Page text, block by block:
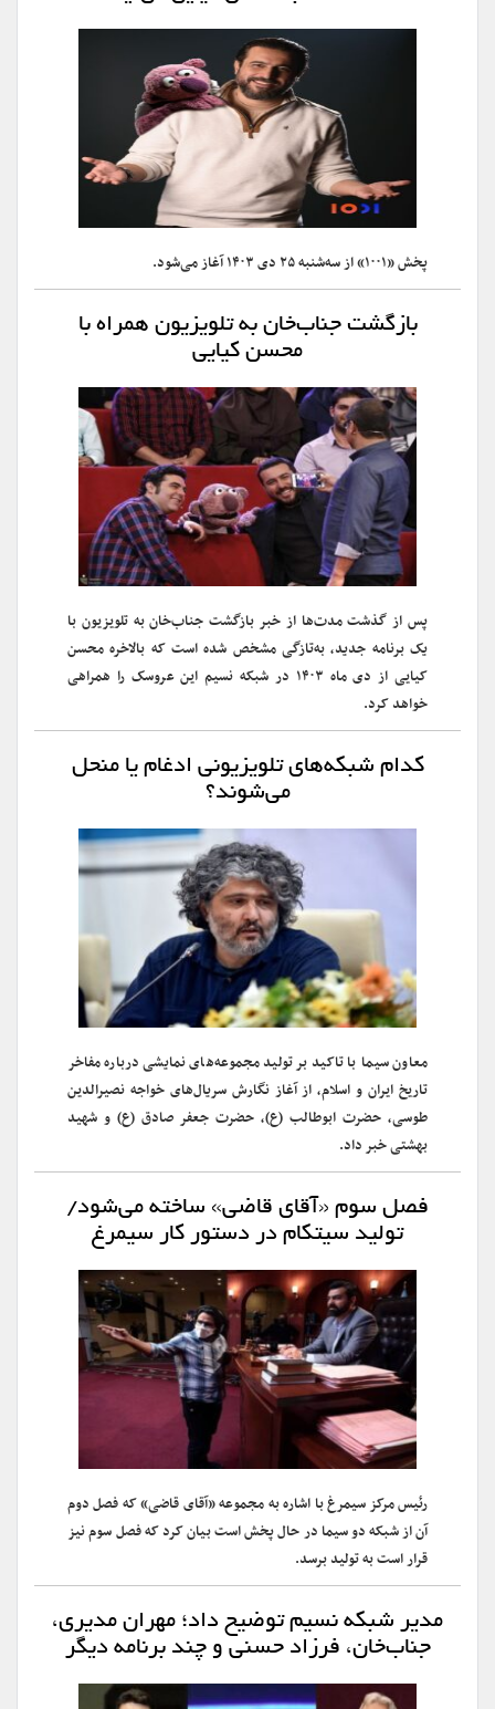
پخش «۱۰۰۱» از سه‌شنبه ۲۵ دی ۱۴۰۳ آغاز می‌شود.
بازگشت جناب‌خان به تلویزیون همراه با
محسن کیایی
پس از گذشت مدت‌ها از خبر بازگشت جناب‌خان به تلویزیون با
یک برنامه جدید، به‌تازگی مشخص شده است که بالاخره محسن
کیایی از دی ماه ۱۴۰۳ در شبکه نسیم این عروسک را همراهی
خواهد کرد.
کدام شبکه‌های تلویزیونی ادغام یا منحل
می‌شوند؟
معاون سیما با تاکید بر تولید مجموعه‌های نمایشی درباره ‌مفاخر
تاریخ ایران و اسلام، از آغاز نگارش سریال‌های خواجه نصیرالدین
طوسی، حضرت ابوطالب (ع)، حضرت جعفر صادق (ع) و شهید
بهشتی خبر داد.
فصل سوم «آقای قاضی» ساخته می‌شود/
تولید سیتکام در دستور کار سیمرغ
رئیس مرکز سیمرغ با اشاره به مجموعه «آقای قاضی» که فصل دوم
آن از شبکه دو سیما در حال پخش است بیان کرد که فصل سوم نیز
قرار است به تولید برسد.
مدیر شبکه نسیم توضیح داد؛ مهران مدیری،
جناب‌خان، فرزاد حسنی و چند برنامه دیگر